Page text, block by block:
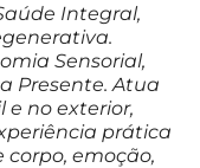
Integral,
Sensorial,
Presente. Atua
e no exterior,
prática
emoção,